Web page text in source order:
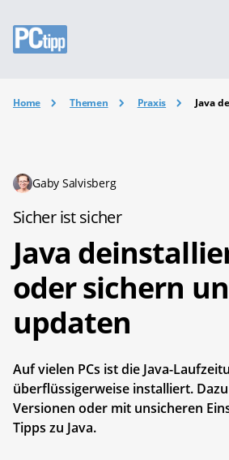
Home Themen Praxis Java
Gaby Salvisberg
Sicher ist sicher
Java
oder sichern
updaten
Auf vielen PCs ist die Java-
überflüssigerweise installiert.
Versionen oder mit unsicheren
Tipps zu Java.